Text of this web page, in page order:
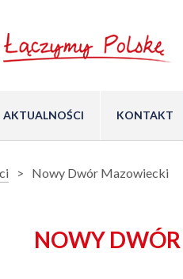
AKTUALNOŚCI KONTAKT
Nowy Dwór Mazowiecki
NOWY